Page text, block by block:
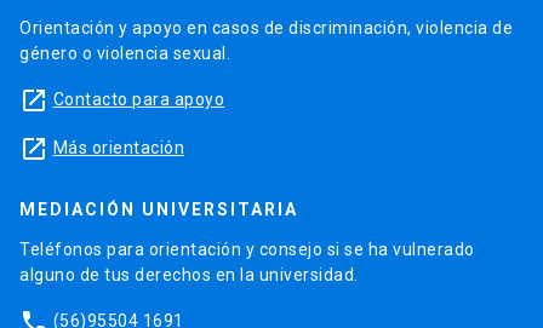
Orientación y apoyo en casos de discriminación, violencia de
género o violencia sexual.
launch Contacto para apoyo
launch Más orientación
MEDIACIÓN UNIVERSITARIA
Teléfonos para orientación y consejo si se ha vulnerado
alguno de tus derechos en la universidad.
(56)95504 1691